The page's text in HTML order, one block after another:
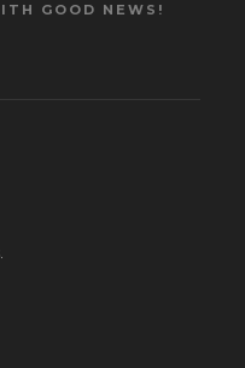
GOOD NEWS!